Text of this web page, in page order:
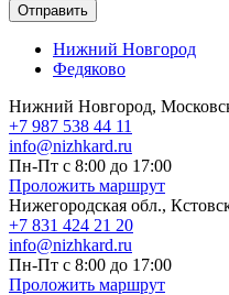
Отправить
Нижний Новгород
Федяково
Нижний Новгород,
+7 987 538 44 11
info@nizhkard.ru
Пн-Пт с 8:00 до 17:00
Проложить маршрут
Нижегородская обл.,
+7 831 424 21 20
info@nizhkard.ru
Пн-Пт с 8:00 до 17:00
Проложить маршрут